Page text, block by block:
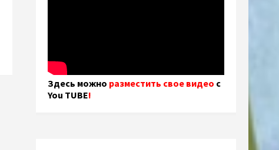
Здесь можно разместить свое видео с
You TUBE!